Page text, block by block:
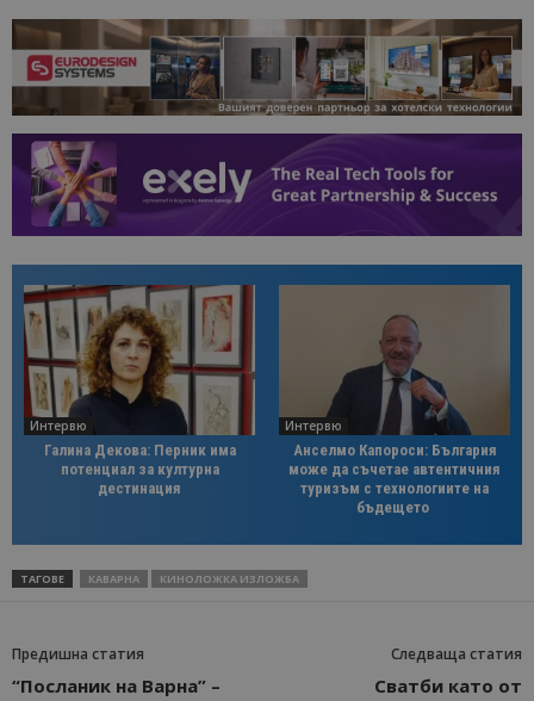
Интервю
Галина Декова: Перник има
потенциал за културна
дестинация
Интервю
Анселмо Капороси: България
може да съчетае автентичния
туризъм с технологиите на
бъдещето
ТАГОВЕ КАВАРНА КИНОЛОЖКА ИЗЛОЖБА
Предишна статия
“Посланик на Варна” –
Следваща статия
Сватби като от